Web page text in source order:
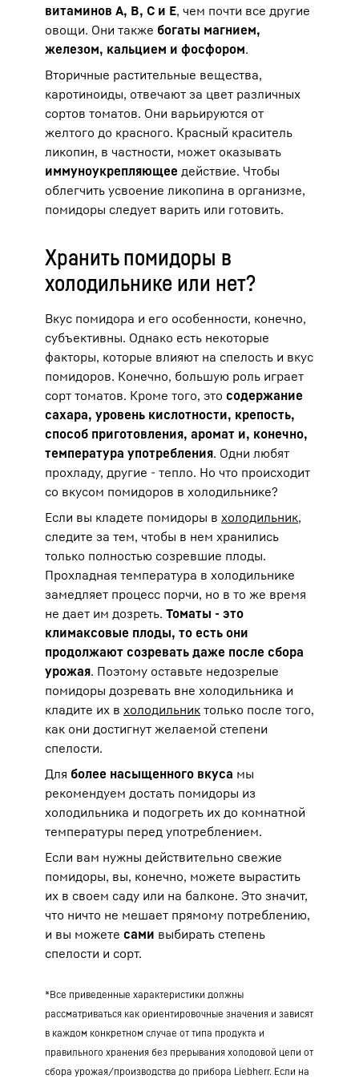
витаминов A, B, C и E, чем почти все другие
овощи. Они также богаты магнием,
железом, кальцием и фосфором.
Вторичные растительные вещества,
каротиноиды, отвечают за цвет различных
сортов томатов. Они варьируются от
желтого до красного. Красный краситель
ликопин, в частности, может оказывать
иммуноукрепляющее действие. Чтобы
облегчить усвоение ликопина в организме,
помидоры следует варить или готовить.
Хранить помидоры в
холодильнике или нет?
Вкус помидора и его особенности, конечно,
субъективны. Однако есть некоторые
факторы, которые влияют на спелость и вкус
помидоров. Конечно, большую роль играет
сорт томатов. Кроме того, это содержание
сахара, уровень кислотности, крепость,
способ приготовления, аромат и, конечно,
температура употребления. Одни любят
прохладу, другие - тепло. Но что происходит
со вкусом помидоров в холодильнике?
Если вы кладете помидоры в холодильник,
следите за тем, чтобы в нем хранились
только полностью созревшие плоды.
Прохладная температура в холодильнике
замедляет процесс порчи, но в то же время
не дает им дозреть. Томаты - это
климаксовые плоды, то есть они
продолжают созревать даже после сбора
урожая. Поэтому оставьте недозрелые
помидоры дозревать вне холодильника и
кладите их в холодильник только после того,
как они достигнут желаемой степени
спелости.
Для более насыщенного вкуса мы
рекомендуем достать помидоры из
холодильника и подогреть их до комнатной
температуры перед употреблением.
Если вам нужны действительно свежие
помидоры, вы, конечно, можете вырастить
их в своем саду или на балконе. Это значит,
что ничто не мешает прямому потреблению,
и вы можете сами выбирать степень
спелости и сорт.
*Все приведенные характеристики должны
рассматриваться как ориентировочные значения и зависят
в каждом конкретном случае от типа продукта и
правильного хранения без прерывания холодовой цепи от
сбора урожая/производства до прибора Liebherr. Если на